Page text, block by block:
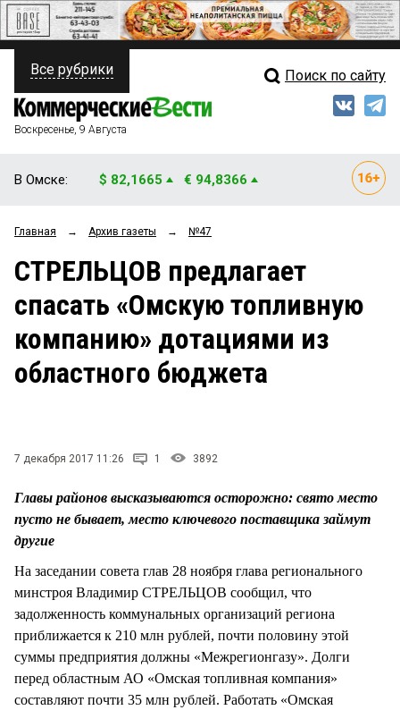
ПОЛИТИКА
ФИНАНСЫ
ОБЩЕСТВО
ЗАКОН
ПРОИСШЕСТВИЯ
Свежий выпуск
Рейтинги
Блоги
Архив
Все рубрики Поиск по сайту
Воскресенье, 9 Августа
В Омске: $ 82,1665 € 94,8366
Главная → Архив газеты → №47
СТРЕЛЬЦОВ предлагает
спасать «Омскую топливную
компанию» дотациями из
областного бюджета
7 декабря 2017 11:26 1 3892
Главы районов высказываются осторожно: свято место
пусто не бывает, место ключевого поставщика займут
другие
На заседании совета глав 28 ноября глава регионального
минстроя Владимир СТРЕЛЬЦОВ сообщил, что
задолженность коммунальных организаций региона
приближается к 210 млн рублей, почти половину этой
суммы предприятия должны «Межрегионгазу». Долги
перед областным АО «Омская топливная компания»
составляют почти 35 млн рублей. Работать «Омская